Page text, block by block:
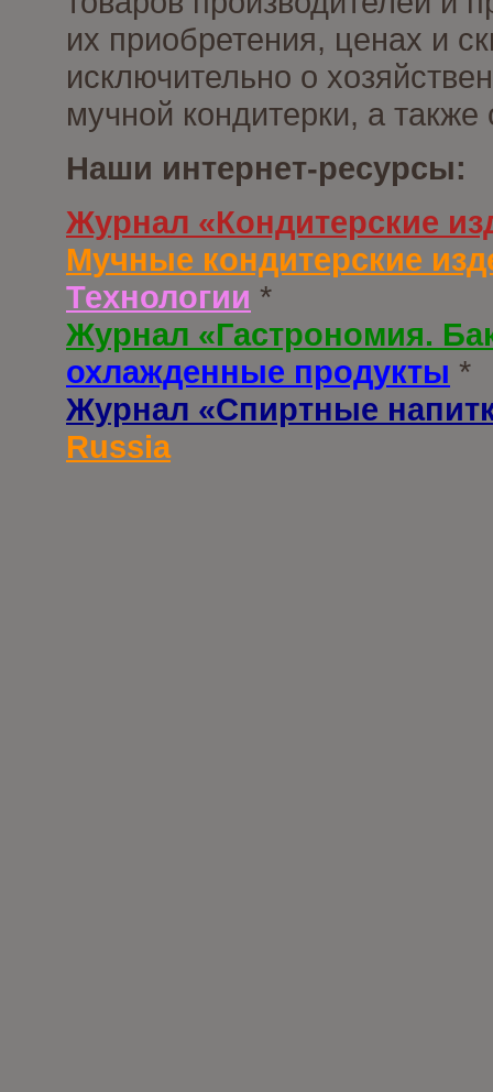
их приобретения, ценах и
исключительно о
мучной кондитерки, а
Наши интернет-ресурсы:
Журнал «Кондитерские
Мучные кондитерские
Технологии *
Журнал «Гастрономия.
охлажденные продукты *
Журнал «Спиртные
Russia